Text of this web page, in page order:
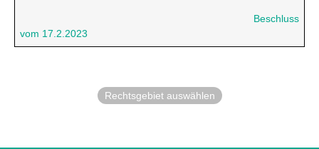
Beschluss
vom 17.2.2023
Rechtsgebiet auswählen